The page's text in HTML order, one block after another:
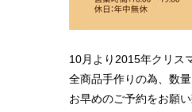
10月より2015年クリス
全商品手作りの為、数
お早めのご予約をお願い